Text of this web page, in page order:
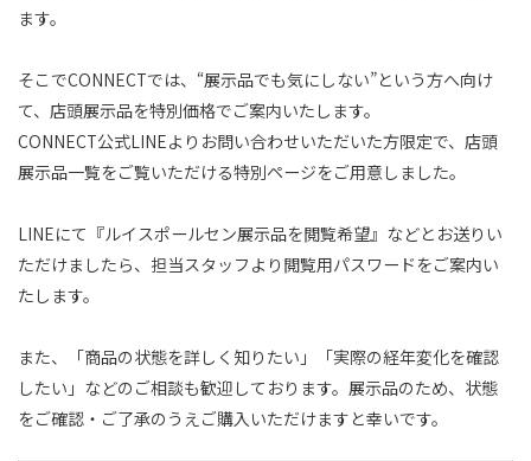
ます。
そこでCONNECTでは、“展示品でも気にしない”という方へ向け
て、店頭展示品を特別価格でご案内いたします。
CONNECT公式LINEよりお問い合わせいただいた方限定で、店頭
展示品一覧をご覧いただける特別ページをご用意しました。
LINEにて『ルイスポールセン展示品を閲覧希望』などとお送りい
ただけましたら、担当スタッフより閲覧用パスワードをご案内い
たします。
また、「商品の状態を詳しく知りたい」「実際の経年変化を確認
したい」などのご相談も歓迎しております。展示品のため、状態
をご確認・ご了承のうえご購入いただけますと幸いです。